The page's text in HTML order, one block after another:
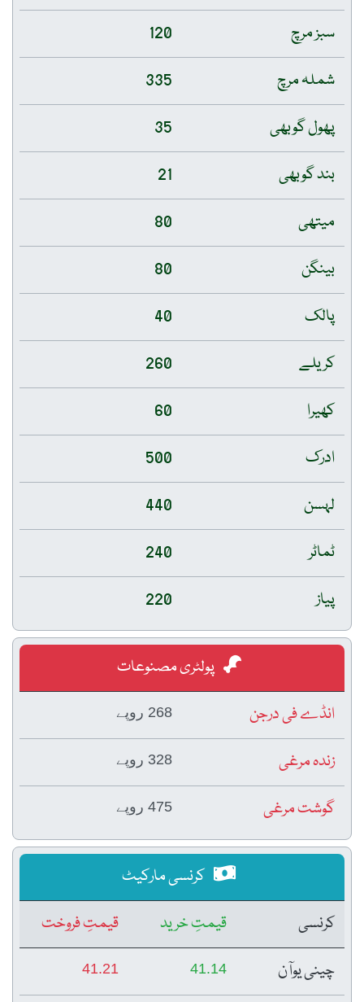
سبز مرچ
120
شملہ مرچ
335
پھول گوبھی
35
بند گوبھی
21
میتھی
80
بینگن
80
پالک
40
کریلے
260
کھیرا
60
ادرک
500
لہسن
440
ٹماٹر
240
پیاز
220
پولٹری مصنوعات
انڈے فی درجن
268 روپے
زندہ مرغی 328 روپے
گوشت مرغی 475 روپے
کرنسی مارکیٹ
کرنسی
قیمتِ خرید
قیمتِ فروخت
چینی یوآن
41.14
41.21